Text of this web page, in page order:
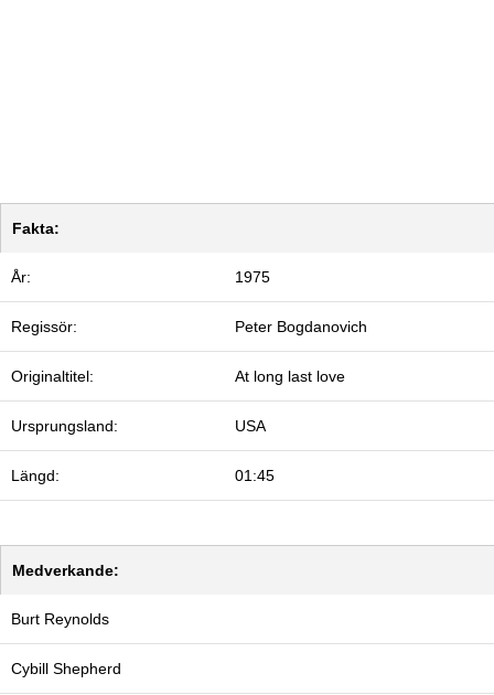
Fakta:
År: 1975
Regissör: Peter Bogdanovich
Originaltitel: At long last love
Ursprungsland: USA
Längd: 01:45
Medverkande:
Burt Reynolds
Cybill Shepherd